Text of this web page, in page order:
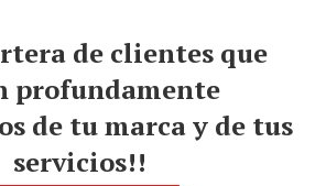
de clientes que
profundamente
de tu marca y de tus
servicios!!